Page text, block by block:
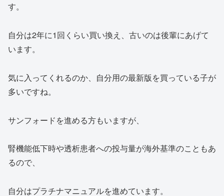
す。
自分は2年に1回くらい買い換え、古いのは後輩にあげて
います。
気に入ってくれるのか、自分用の最新版を買っている子が
多いですね。
サンフォードを進める方もいますが、
腎機能低下時や透析患者への投与量が海外基準のこともあ
るので、
自分はプラチナマニュアルを進めています。